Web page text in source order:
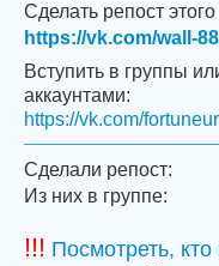
Сделать репост этого
https://vk.com/wall-
Вступить в группы
аккаунтами:
https://vk.com/
Сделали репост:
Из них в группе:
!!! Посмотреть,